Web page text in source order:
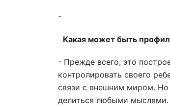
-
Какая может быть
- Прежде всего, это
контролировать своего
связи с внешним миром. Но
делиться любыми